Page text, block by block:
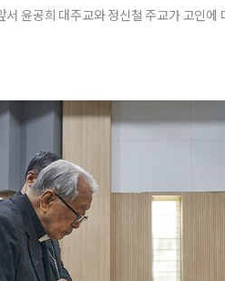
서 윤공희 대주교와 정신철 주교가 고인에